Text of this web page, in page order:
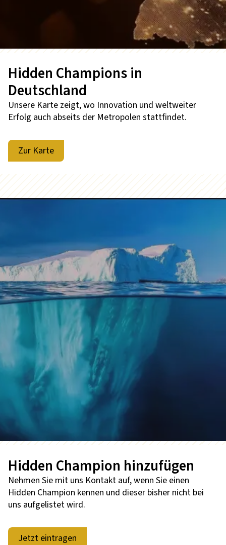
Hidden Champions in
Deutschland
Unsere Karte zeigt, wo Innovation und weltweiter
Erfolg auch abseits der Metropolen stattfindet.
Zur Karte
Hidden Champion hinzufügen
Nehmen Sie mit uns Kontakt auf, wenn Sie einen
Hidden Champion kennen und dieser bisher nicht bei
uns aufgelistet wird.
Jetzt eintragen